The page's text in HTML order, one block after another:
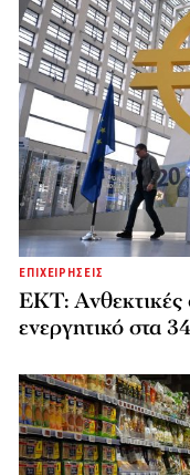
ΕΠΙΧΕΙΡΗΣΕΙΣ
ΕΚΤ: Ανθεκτικές
ενεργητικό στα